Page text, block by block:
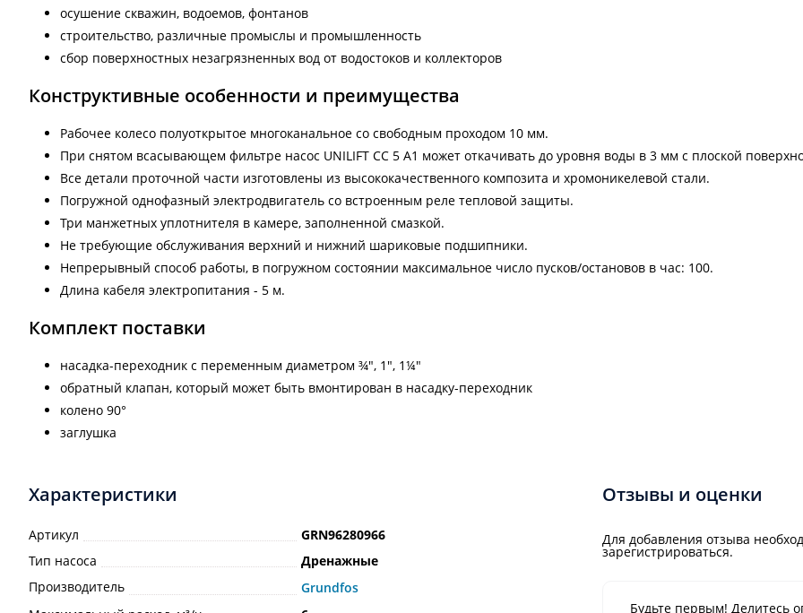
осушение скважин, водоемов, фонтанов
строительство, различные промыслы и промышленность
сбор поверхностных незагрязненных вод от водостоков и коллекторов
Конструктивные особенности и преимущества
Рабочее колесо полуоткрытое многоканальное со свободным проходом 10 мм.
При снятом всасывающем фильтре насос UNILIFT CC 5 A1 может откачивать до уровня воды в 3 мм с плоской
Все детали проточной части изготовлены из высококачественного композита и хромоникелевой стали.
Погружной однофазный электродвигатель cо встроенным реле тепловой защиты.
Три манжетных уплотнителя в камере, заполненной смазкой.
Не требующие обслуживания верхний и нижний шариковые подшипники.
Непрерывный способ работы, в погружном состоянии максимальное число пусков/остановов в час: 100.
Длина кабеля электропитания - 5 м.
Комплект поставки
насадка-переходник с переменным диаметром ¾", 1", 1¼"
обратный клапан, который может быть вмонтирован в насадку-переходник
колено 90°
заглушка
Характеристики
Артикул
GRN96280966
Тип насоса
Дренажные
Производитель
Grundfos
Отзывы и оценки
Для добавления отзыва
зарегистрироваться.
Будьте первым! Делитесь